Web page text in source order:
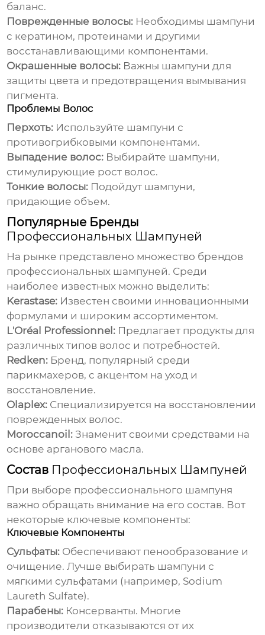
баланс.
Поврежденные волосы: Необходимы шампуни
с кератином, протеинами и другими
восстанавливающими компонентами.
Окрашенные волосы: Важны шампуни для
защиты цвета и предотвращения вымывания
пигмента.
Проблемы Волос
Перхоть: Используйте шампуни с
противогрибковыми компонентами.
Выпадение волос: Выбирайте шампуни,
стимулирующие рост волос.
Тонкие волосы: Подойдут шампуни,
придающие объем.
Популярные Бренды
Профессиональных Шампуней
На рынке представлено множество брендов
профессиональных шампуней. Среди
наиболее известных можно выделить:
Kerastase: Известен своими инновационными
формулами и широким ассортиментом.
L'Oréal Professionnel: Предлагает продукты для
различных типов волос и потребностей.
Redken: Бренд, популярный среди
парикмахеров, с акцентом на уход и
восстановление.
Olaplex: Специализируется на восстановлении
поврежденных волос.
Moroccanoil: Знаменит своими средствами на
основе арганового масла.
Состав Профессиональных Шампуней
При выборе профессионального шампуня
важно обращать внимание на его состав. Вот
некоторые ключевые компоненты:
Ключевые Компоненты
Сульфаты: Обеспечивают пенообразование и
очищение. Лучше выбирать шампуни с
мягкими сульфатами (например, Sodium
Laureth Sulfate).
Парабены: Консерванты. Многие
производители отказываются от их